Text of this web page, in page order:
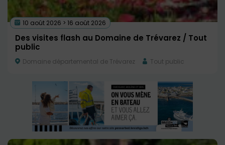
10 août 2026 > 16 août 2026
Des visites flash au Domaine de Trévarez / Tout
public
Domaine départemental de Trévarez Tout public